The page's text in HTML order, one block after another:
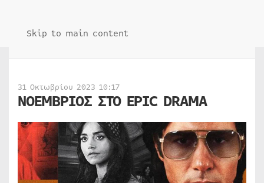
Skip to main content
31 Οκτωβρίου 2023 10:17
ΝΟΕΜΒΡΙΟΣ ΣΤΟ EPIC DRAMA